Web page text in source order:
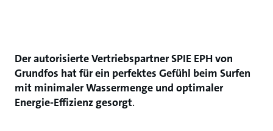
Der autorisierte Vertriebspartner SPIE EPH von
Grundfos hat für ein perfektes Gefühl beim Surfen
mit minimaler Wassermenge und optimaler
Energie-Effizienz gesorgt.